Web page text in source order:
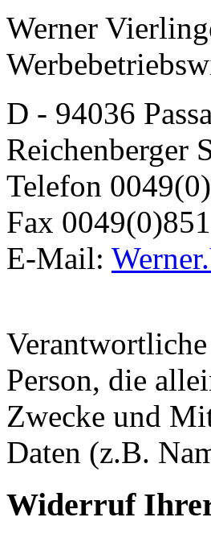
Werner
D - 94036
Reichenberger
Telefon
Fax
E-Mail:
Person, die
Zwecke und
Daten (z.B.
Widerruf